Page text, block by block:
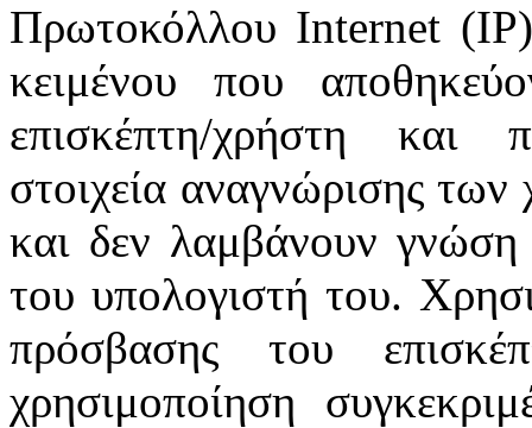
Πρωτοκόλλου Internet
κειμένου που
επισκέπτη/χρήστη και
στοιχεία αναγνώρισης
και δεν λαμβάνουν γνώση
του υπολογιστή του.
πρόσβασης του
χρησιμοποίηση